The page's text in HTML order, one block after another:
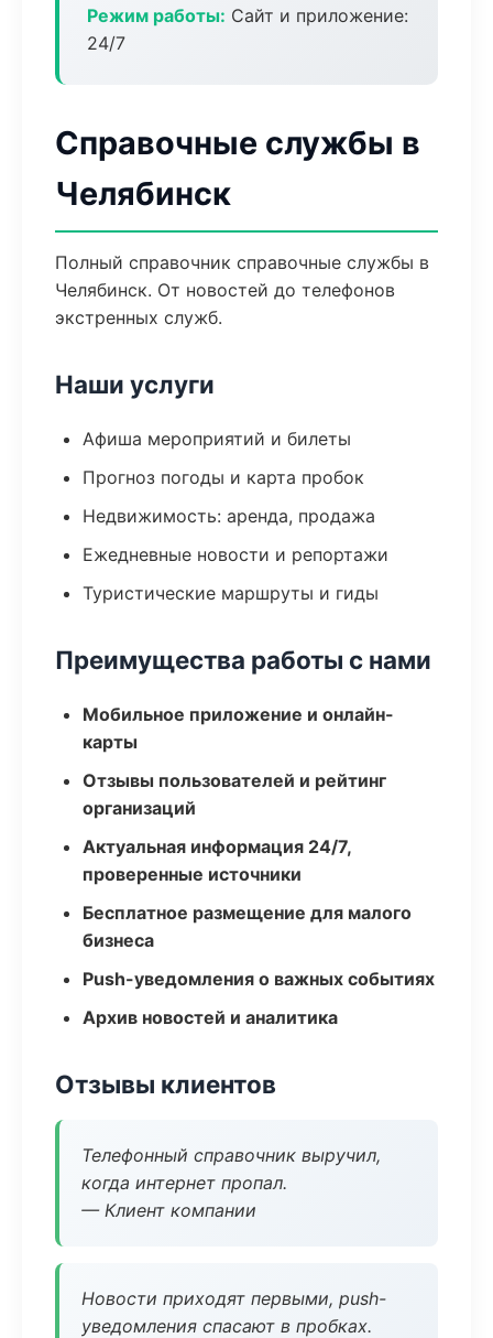
Режим работы: Сайт и приложение:
24/7
Справочные службы в
Челябинск
Полный справочник справочные службы в
Челябинск. От новостей до телефонов
экстренных служб.
Наши услуги
Афиша мероприятий и билеты
Прогноз погоды и карта пробок
Недвижимость: аренда, продажа
Ежедневные новости и репортажи
Туристические маршруты и гиды
Преимущества работы с нами
Мобильное приложение и онлайн-
карты
Отзывы пользователей и рейтинг
организаций
Актуальная информация 24/7,
проверенные источники
Бесплатное размещение для малого
бизнеса
Push-уведомления о важных событиях
Архив новостей и аналитика
Отзывы клиентов
Телефонный справочник выручил,
когда интернет пропал.
— Клиент компании
Новости приходят первыми, push-
уведомления спасают в пробках.